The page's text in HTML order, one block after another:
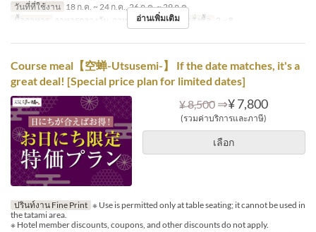
วันที่ที่ใช้งาน 18 ก.ค. ~ 24 ก.ค., 26 ก.ค. ~ 29 ก.ค.
มื้ออาหาร
อาหารกลางวัน, อาหารเย็น จำกัดการสั่งซื้อ 2 ~ 8
อ่านเพิ่มเติม
Course meal【空蝉-Utsusemi-】 If the date matches, it's a
great deal! [Special price plan for limited dates]
¥ 8,500 ⇒¥ 7,800
(รวมค่าบริการและภาษี)
เลือก
ปรินท์งาน Fine Print ※ Use is permitted only at table seating; it cannot be used in
the tatami area.
※ Hotel member discounts, coupons, and other discounts do not apply.